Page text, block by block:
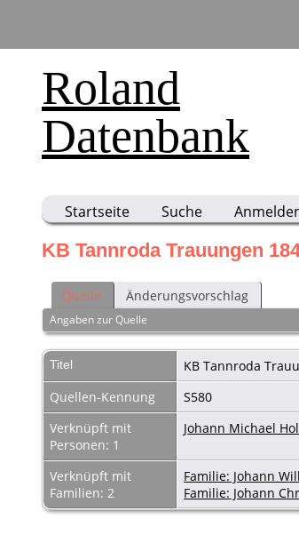
Roland
Datenbank
Startseite Suche
KB Tannroda Trauungen
Quelle Änderungsvorschlag
Angaben zur Quelle
Titel
KB Tannroda
Quellen-Kennung
S580
Verknüpft mit
Personen: 1
Johann Michael
Verknüpft mit
Familien: 2
Familie: Johann
Familie: Johann